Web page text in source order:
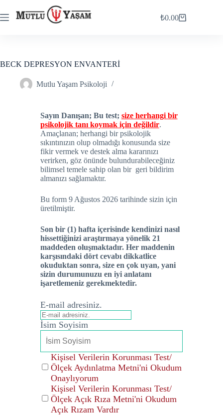
₺0.00
BECK DEPRESYON ENVANTERİ
Mutlu Yaşam Psikoloji
Sayın Danışan; Bu test; size herhangi bir
psikolojik tanı koymak için değildir.
Amaçlanan; herhangi bir psikolojik
sıkıntınızın olup olmadığı konusunda size
fikir vermek ve destek alma kararınızı
verirken, göz önünde bulundurabileceğiniz
bilimsel temele sahip olan bir geri bildirim
almanızı sağlamaktır.
Bu form 9 Ağustos 2026 tarihinde sizin için
üretilmiştir.
Son bir (1) hafta içerisinde kendinizi nasıl
hissettiğinizi araştırmaya yönelik 21
maddeden oluşmaktadır. Her maddenin
karşısındaki dört cevabı dikkatlice
okuduktan sonra, size en çok uyan, yani
sizin durumunuzu en iyi anlatanı
işaretlemeniz gerekmektedir.
E-mail adresiniz.
İsim Soyisim
Kişisel Verilerin Korunması Test/
Ölçek Aydınlatma Metni'ni Okudum
Onaylıyorum
Kişisel Verilerin Korunması Test/
Ölçek Açık Rıza Metni'ni Okudum
Açık Rızam Vardır